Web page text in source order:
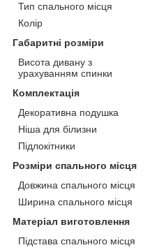
Тип спального місця
Колір
Габаритні розміри
Висота дивану з
урахуванням спинки
Комплектація
Декоративна подушка
Ніша для білизни
Підлокітники
Розміри спального місця
Довжина спального місця
Ширина спального місця
Матеріал виготовлення
Підстава спального місця